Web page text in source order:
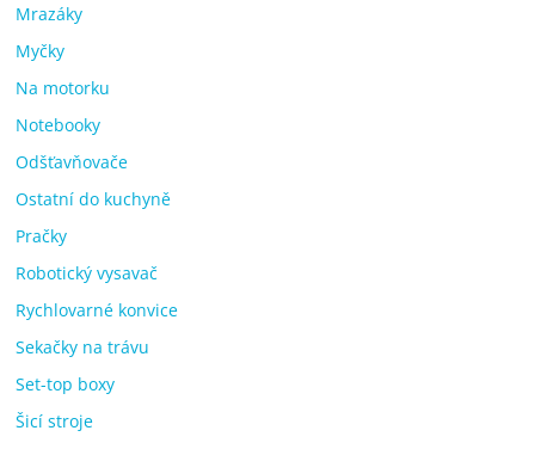
Mrazáky
Myčky
Na motorku
Notebooky
Odšťavňovače
Ostatní do kuchyně
Pračky
Robotický vysavač
Rychlovarné konvice
Sekačky na trávu
Set-top boxy
Šicí stroje